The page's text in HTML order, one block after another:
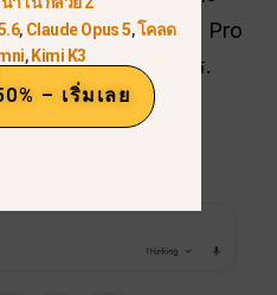
เข้าถึง Nano Banana Pro
รใช้งานบางประการ.
, Claude Opus 5,โคลด
,Kimi K3
– เริ่มเลย